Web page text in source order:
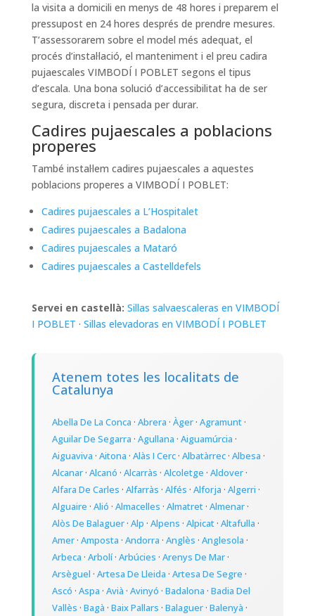
la visita a domicili en menys de 48 hores i preparem el
pressupost en 24 hores després de prendre mesures.
T’assessorarem sobre el model més adequat, el
procés d’instal·lació, el manteniment i el preu cadira
pujaescales VIMBODÍ I POBLET segons el tipus
d’escala. Una bona solució d’accessibilitat ha de ser
segura, discreta i pensada per durar.
Cadires pujaescales a poblacions
properes
També instal·lem cadires pujaescales a aquestes
poblacions properes a VIMBODÍ I POBLET:
Cadires pujaescales a L’Hospitalet
Cadires pujaescales a Badalona
Cadires pujaescales a Mataró
Cadires pujaescales a Castelldefels
Servei en castellà: Sillas salvaescaleras en VIMBODÍ
I POBLET · Sillas elevadoras en VIMBODÍ I POBLET
Atenem totes les localitats de
Catalunya
Abella De La Conca · Abrera · Àger· Agramunt·
Aguilar De Segarra · Agullana · Aiguamúrcia ·
Aiguaviva · Aitona · Alàs I Cerc· Albatàrrec· Albesa ·
Alcanar· Alcanó · Alcarràs · Alcoletge · Aldover·
Alfara De Carles · Alfarràs · Alfés · Alforja · Algerri ·
Alguaire · Alió · Almacelles · Almatret· Almenar·
Alòs De Balaguer· Alp · Alpens · Alpicat· Altafulla ·
Amer· Amposta · Andorra · Anglès · Anglesola ·
Arbeca · Arbolí· Arbúcies · Arenys De Mar·
Arsèguel · Artesa De Lleida · Artesa De Segre ·
Ascó · Aspa · Avià · Avinyó · Badalona · Badia Del
Vallès · Bagà · Baix Pallars · Balaguer· Balenyà ·